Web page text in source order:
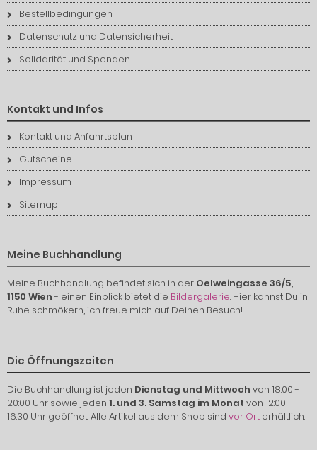
Bestellbedingungen
Datenschutz und Datensicherheit
Solidarität und Spenden
Kontakt und Infos
Kontakt und Anfahrtsplan
Gutscheine
Impressum
Sitemap
Meine Buchhandlung
Meine Buchhandlung befindet sich in der Oelweingasse 36/5,
1150 Wien- einen Einblick bietet die Bildergalerie. Hier kannst Du in
Ruhe schmökern, ich freue mich auf Deinen Besuch!
Die Öffnungszeiten
Die Buchhandlung ist jeden Dienstag und Mittwoch von 18:00 -
20:00 Uhr sowie jeden 1. und 3. Samstag im Monat von 12:00 -
16:30 Uhr geöffnet. Alle Artikel aus dem Shop sind vor Ort erhältlich.